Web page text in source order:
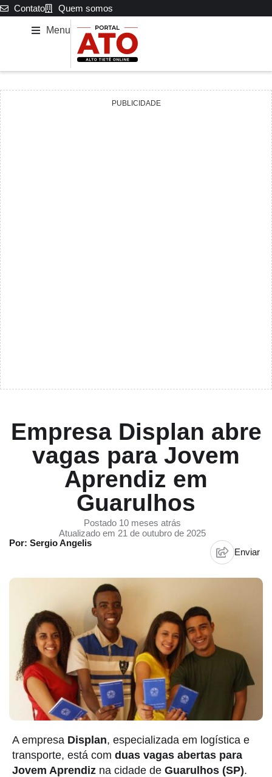
Contato Quem somos
Menu
PUBLICIDADE
Empresa Displan abre
vagas para Jovem
Aprendiz em
Guarulhos
Postado 10 meses atrás
Atualizado em 21 de outubro de 2025
Por: Sergio Angelis
Enviar
A empresa Displan, especializada em logística e
transporte, está com duas vagas abertas para
Jovem Aprendiz na cidade de Guarulhos (SP).